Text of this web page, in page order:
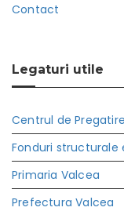
Contact
Legaturi utile
Centrul de
Fonduri structurale
Primaria Valcea
Prefectura Valcea